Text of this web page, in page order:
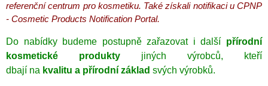
referenční centrum pro kosmetiku. Také získali notifikaci u CPNP
- Cosmetic Products Notification Portal.
Do nabídky budeme postupně zařazovat i další přírodní
kosmetické produkty jiných výrobců, kteří
dbají na kvalitu a přírodní základ svých výrobků.